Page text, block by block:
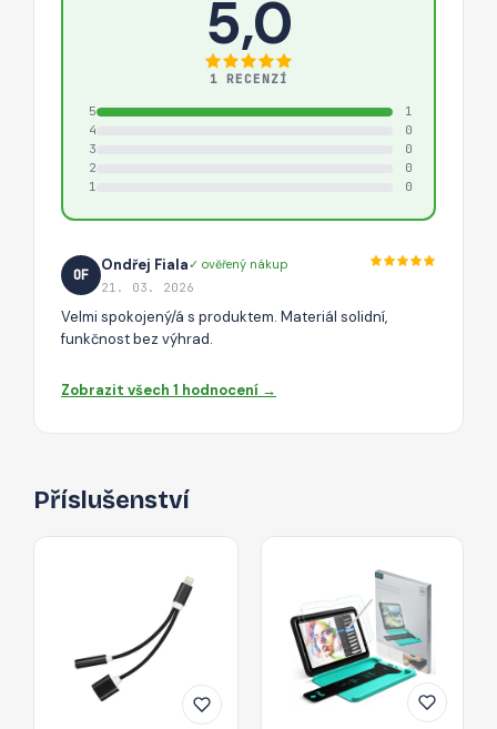
5,0
1 RECENZÍ
5
1
4
0
3
0
2
0
1
0
OF
Ondřej Fiala✓ ověřený nákup
21. 03. 2026
Velmi spokojený/á s produktem. Materiál solidní,
funkčnost bez výhrad.
Zobrazit všech 1 hodnocení →
Příslušenství